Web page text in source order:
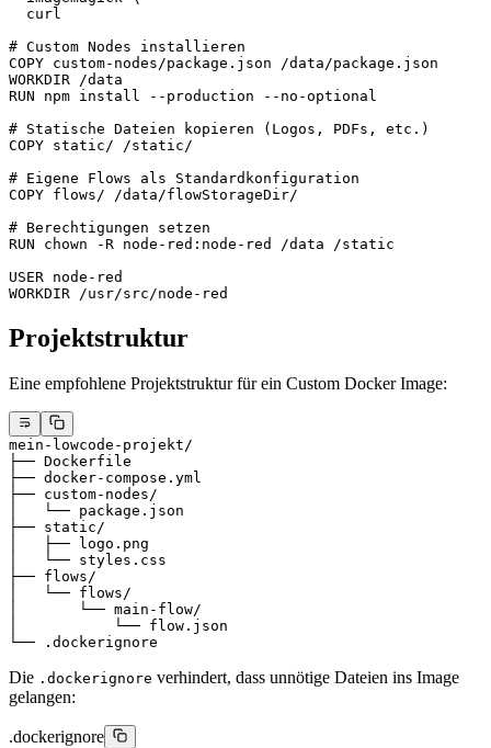
  curl
# Custom Nodes installieren
COPY custom-nodes/package.json /data/package.json
WORKDIR /data
RUN npm install --production --no-optional
# Statische Dateien kopieren (Logos, PDFs, etc.)
COPY static/ /static/
# Eigene Flows als Standardkonfiguration
COPY flows/ /data/flowStorageDir/
# Berechtigungen setzen
RUN chown -R node-red:node-red /data /static
USER node-red
WORKDIR /usr/src/node-red
Projektstruktur
Eine empfohlene Projektstruktur für ein Custom Docker Image:
mein-lowcode-projekt/
├── Dockerfile
├── docker-compose.yml
├── custom-nodes/
│   └── package.json
├── static/
│   ├── logo.png
│   └── styles.css
├── flows/
│   └── flows/
│       └── main-flow/
│           └── flow.json
└── .dockerignore
Die .dockerignore verhindert, dass unnötige Dateien ins Image
gelangen:
.dockerignore